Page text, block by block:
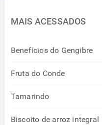
MAIS ACESSADOS
Benefícios do Gengibre
Fruta do Conde
Tamarindo
Biscoito de arroz integral